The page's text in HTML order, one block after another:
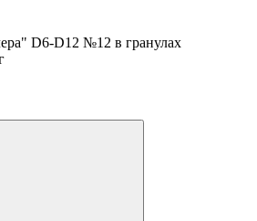
D6-D12 №12 в гранулах